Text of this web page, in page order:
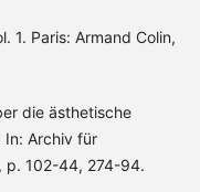
1. Paris: Armand Colin,
die ästhetische
In: Archiv für
p. 102-44, 274-94.